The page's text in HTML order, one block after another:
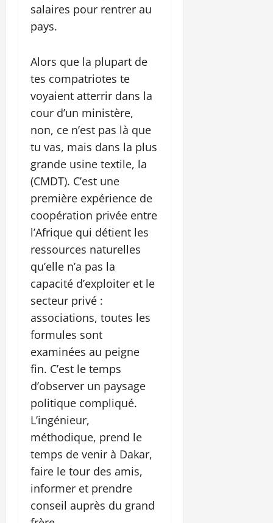
salaires pour rentrer au
pays.
Alors que la plupart de
tes compatriotes te
voyaient atterrir dans la
cour d’un ministère,
non, ce n’est pas là que
tu vas, mais dans la plus
grande usine textile, la
(CMDT). C’est une
première expérience de
coopération privée entre
l’Afrique qui détient les
ressources naturelles
qu’elle n’a pas la
capacité d’exploiter et le
secteur privé :
associations, toutes les
formules sont
examinées au peigne
fin. C’est le temps
d’observer un paysage
politique compliqué.
L’ingénieur,
méthodique, prend le
temps de venir à Dakar,
faire le tour des amis,
informer et prendre
conseil auprès du grand